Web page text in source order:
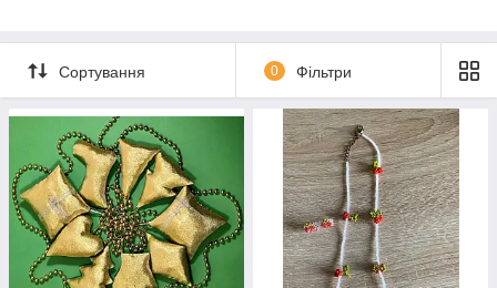
Сортування 0 Фільтри